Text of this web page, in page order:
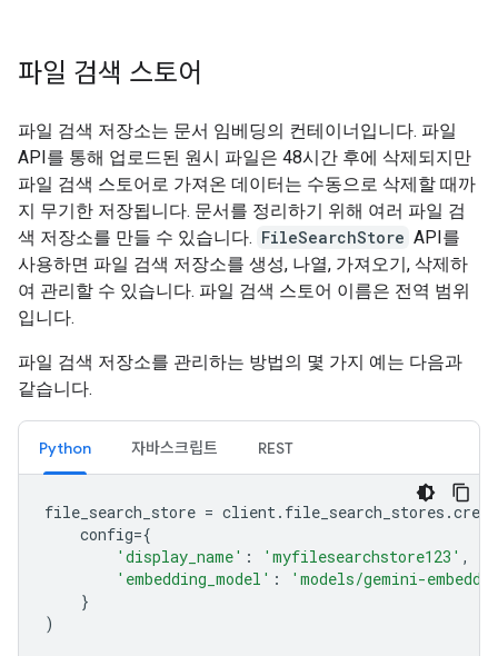
파일 검색 스토어
파일 검색 저장소는 문서 임베딩의 컨테이너입니다. 파일
API를 통해 업로드된 원시 파일은 48시간 후에 삭제되지만
파일 검색 스토어로 가져온 데이터는 수동으로 삭제할 때까
지 무기한 저장됩니다. 문서를 정리하기 위해 여러 파일 검
색 저장소를 만들 수 있습니다. FileSearchStore API를
사용하면 파일 검색 저장소를 생성, 나열, 가져오기, 삭제하
여 관리할 수 있습니다. 파일 검색 스토어 이름은 전역 범위
입니다.
파일 검색 저장소를 관리하는 방법의 몇 가지 예는 다음과
같습니다.
Python 자바스크립트 REST
file_search_store = client. file_search_stores .
config={
'display_name' : 'myfilesearchstore123' ,
'embedding_model' :
'models/gemini-
}
)